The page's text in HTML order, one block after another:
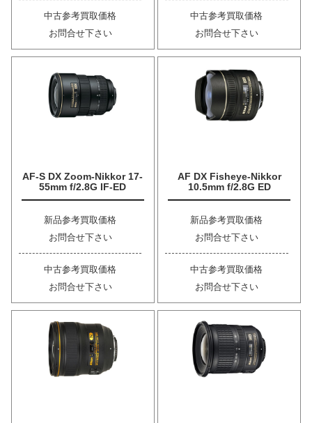
中古参考買取価格
お問合せ下さい
中古参考買取価格
お問合せ下さい
AF-S DX Zoom-Nikkor 17-
55mm f/2.8G IF-ED
新品参考買取価格
お問合せ下さい
中古参考買取価格
お問合せ下さい
AF DX Fisheye-Nikkor
10.5mm f/2.8G ED
新品参考買取価格
お問合せ下さい
中古参考買取価格
お問合せ下さい